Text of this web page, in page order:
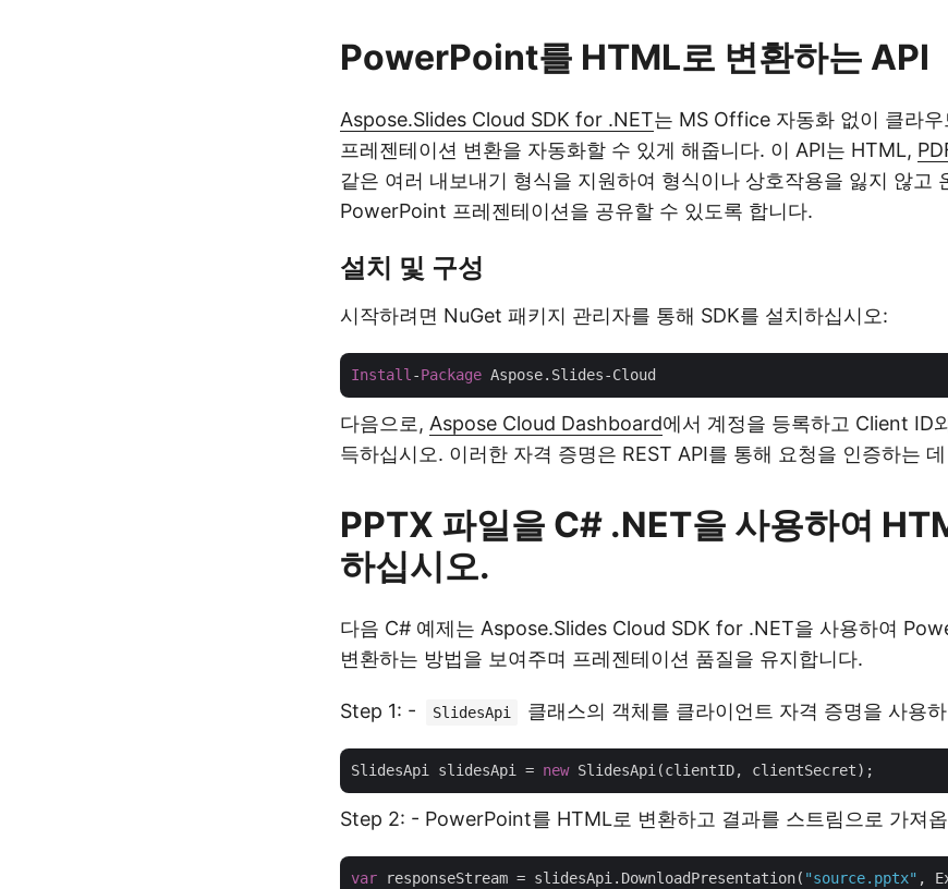
PowerPoint를 HTML로 변환하는 API
Aspose.Slides Cloud SDK for .NET는 MS Office 자동화 없이 클라
프레젠테이션 변환을 자동화할 수 있게 해줍니다. 이 API는 HTML,
같은 여러 내보내기 형식을 지원하여 형식이나 상호작용을 잃지 않고
PowerPoint 프레젠테이션을 공유할 수 있도록 합니다.
설치 및 구성
시작하려면 NuGet 패키지 관리자를 통해 SDK를 설치하십시오:
Install-Package
다음으로, Aspose Cloud Dashboard에서 계정을 등록하고 Client ID
득하십시오. 이러한 자격 증명은 REST API를 통해 요청을 인증하는
PPTX 파일을 C# .NET을 사용하여
하십시오.
다음 C# 예제는 Aspose.Slides Cloud SDK for .NET을 사용하여
변환하는 방법을 보여주며 프레젠테이션 품질을 유지합니다.
Step 1: - SlidesApi 클래스의 객체를 클라이언트 자격 증명을 사용
SlidesApi slidesApi = new
Step 2: - PowerPoint를 HTML로 변환하고 결과를 스트림으로 가져
var responseStream = slidesApi.DownloadPresentation( "source.pptx"